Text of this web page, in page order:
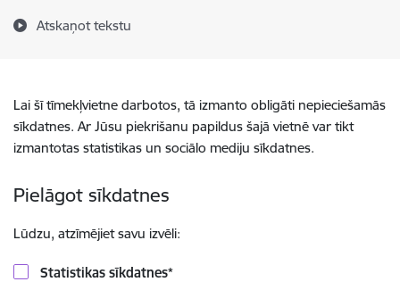
Atskaņot tekstu
Lai šī tīmekļvietne darbotos, tā izmanto obligāti nepieciešamās
sīkdatnes. Ar Jūsu piekrišanu papildus šajā vietnē var tikt
izmantotas statistikas un sociālo mediju sīkdatnes.
Pielāgot sīkdatnes
Lūdzu, atzīmējiet savu izvēli:
Statistikas sīkdatnes*